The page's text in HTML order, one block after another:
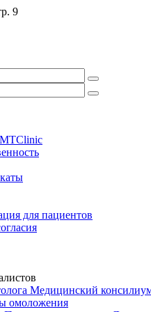
9
для пациентов
Медицинский
омоложения